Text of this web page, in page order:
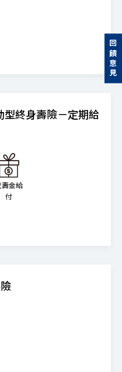
終身壽險－定期給
壽金給
付
回饋意見